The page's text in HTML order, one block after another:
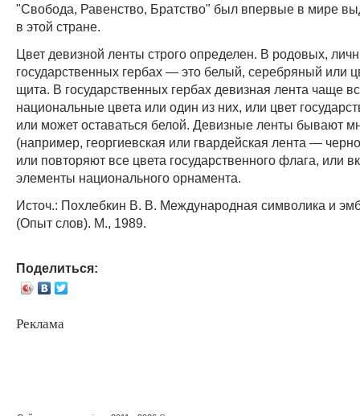
"Свобода, Равенство, Братство" был впервые в мире
в этой стране.
Цвет девизной ленты строго определен. В родовых,
государственных гербах — это белый, серебряный или
щита. В государственных гербах девизная лента чаще
национальные цвета или один из них, или цвет
или может оставаться белой. Девизные ленты бывают
(например, георгиевская или гвардейская лента —
или повторяют все цвета государственного флага, или
элементы национального орнамента.
Источ.: Похлебкин В. В. Международная символика и
(Опыт слов). М., 1989.
Поделиться:
Реклама